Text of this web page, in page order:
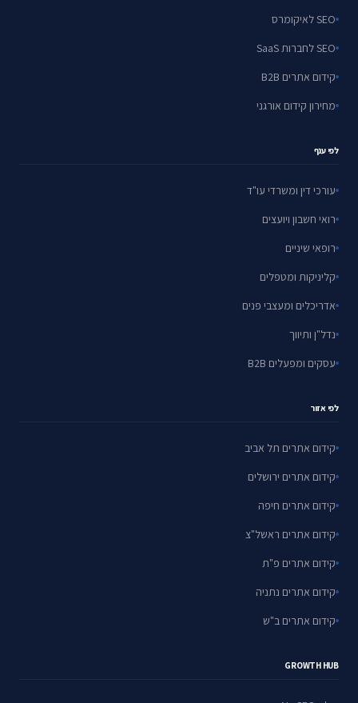
SEO לאיקומרס
SEO לחברות SaaS
קידום אתרים B2B
מחירון קידום אורגני
לפי ענף
עורכי דין ומשרדי עו"ד
רואי חשבון ויועצים
רופאי שיניים
קליניקות ומטפלים
אדריכלים ומעצבי פנים
נדל"ן ותיווך
עסקים ומפעלים B2B
לפי אזור
קידום אתרים תל אביב
קידום אתרים ירושלים
קידום אתרים חיפה
קידום אתרים ראשל"צ
קידום אתרים פ"ת
קידום אתרים נתניה
קידום אתרים ב"ש
GROWTH HUB